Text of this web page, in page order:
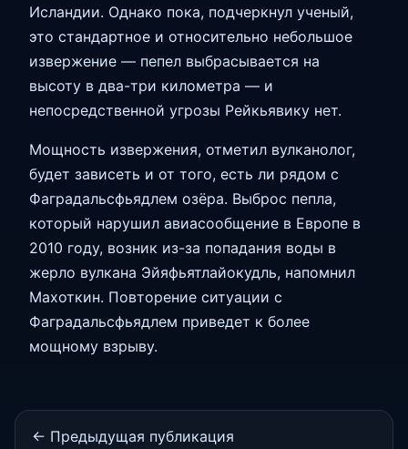
Исландии. Однако пока, подчеркнул ученый,
это стандартное и относительно небольшое
извержение — пепел выбрасывается на
высоту в два-три километра — и
непосредственной угрозы Рейкьявику нет.
Мощность извержения, отметил вулканолог,
будет зависеть и от того, есть ли рядом с
Фаградальсфьядлем озёра. Выброс пепла,
который нарушил авиасообщение в Европе в
2010 году, возник из-за попадания воды в
жерло вулкана Эйяфьятлайокудль, напомнил
Махоткин. Повторение ситуации с
Фаградальсфьядлем приведет к более
мощному взрыву.
← Предыдущая публикация